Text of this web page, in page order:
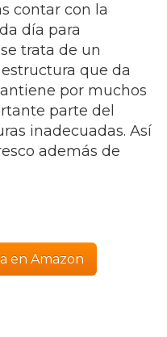
contar con la
día para
trata de un
que da
por muchos
parte del
inadecuadas. Así
además de
en Amazon